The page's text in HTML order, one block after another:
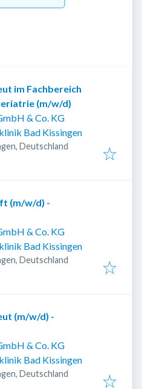
im Fachbereich
(m/w/d)
& Co. KG
Bad Kissingen
Deutschland
(m/w/d) -
& Co. KG
Bad Kissingen
Deutschland
(m/w/d) -
& Co. KG
Bad Kissingen
Deutschland